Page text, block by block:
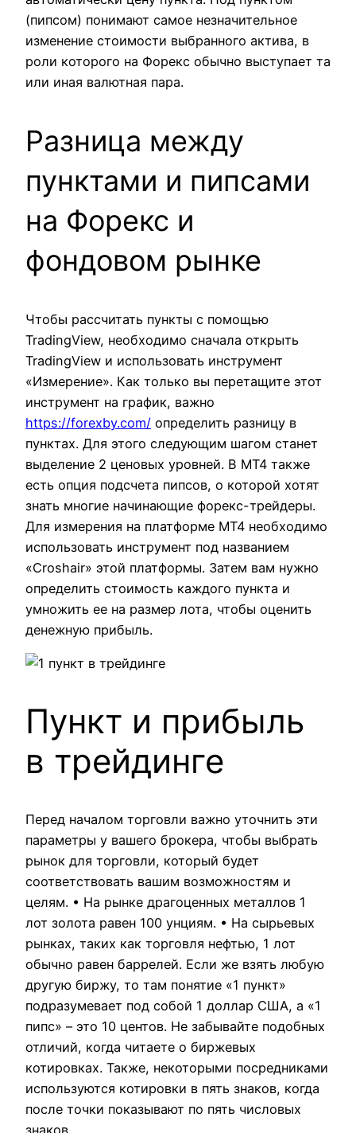
(пипсом) понимают самое незначительное
изменение стоимости выбранного актива, в
роли которого на Форекс обычно выступает та
или иная валютная пара.
Разница между
пунктами и пипсами
на Форекс и
фондовом рынке
Чтобы рассчитать пункты с помощью
TradingView, необходимо сначала открыть
TradingView и использовать инструмент
«Измерение». Как только вы перетащите этот
инструмент на график, важно
https://forexby.com/ определить разницу в
пунктах. Для этого следующим шагом станет
выделение 2 ценовых уровней. В MT4 также
есть опция подсчета пипсов, о которой хотят
знать многие начинающие форекс-трейдеры.
Для измерения на платформе MT4 необходимо
использовать инструмент под названием
«Croshair» этой платформы. Затем вам нужно
определить стоимость каждого пункта и
умножить ее на размер лота, чтобы оценить
денежную прибыль.
Пункт и прибыль
в трейдинге
Перед началом торговли важно уточнить эти
параметры у вашего брокера, чтобы выбрать
рынок для торговли, который будет
соответствовать вашим возможностям и
целям. • На рынке драгоценных металлов 1
лот золота равен 100 унциям. • На сырьевых
рынках, таких как торговля нефтью, 1 лот
обычно равен баррелей. Если же взять любую
другую биржу, то там понятие «1 пункт»
подразумевает под собой 1 доллар США, а «1
пипс» – это 10 центов. Не забывайте подобных
отличий, когда читаете о биржевых
котировках. Также, некоторыми посредниками
используются котировки в пять знаков, когда
после точки показывают по пять числовых
знаков.